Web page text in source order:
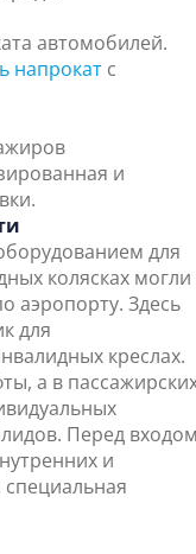
автомобилей.
напрокат с
и
для
колясках могли
аэропорту. Здесь
для
креслах.
а в
Перед
и